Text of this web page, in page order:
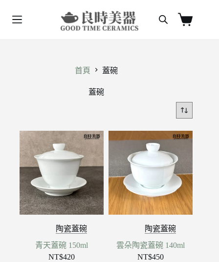
購
首頁 蓋碗
蓋碗
陶瓷蓋碗
青天蓋碗 150ml
NT$420
陶瓷蓋碗
雲朵陶瓷蓋碗 140ml
NT$450